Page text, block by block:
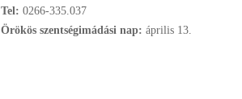
Tel: 0266-335.037
Örökös szentségimádási nap: április 13.